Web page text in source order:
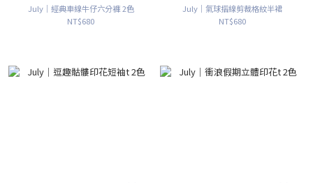
July｜經典車線牛仔六分褲 2色
NT$680
July｜氣球摺線剪裁格紋半裙
NT$680